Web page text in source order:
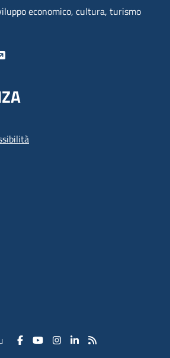
economico, cultura, turismo